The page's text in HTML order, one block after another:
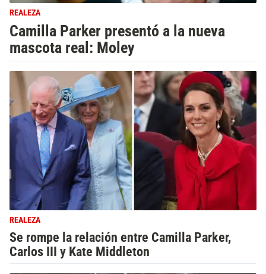
REALEZA
Camilla Parker presentó a la nueva
mascota real: Moley
REALEZA
Se rompe la relación entre Camilla Parker,
Carlos III y Kate Middleton